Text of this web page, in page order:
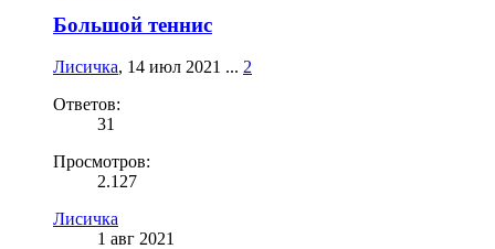
Большой теннис
Лисичка, 14 июл 2021 ... 2
Ответов:
31
Просмотров:
2.127
Лисичка
1 авг 2021